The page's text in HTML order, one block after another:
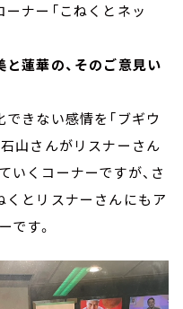
ナー「こねくとネッ
と蓮華の、そのご意見い
きない感情を「ブギウ
山さんがリスナーさん
いくコーナーですが、さ
くとリスナーさんにもア
です。